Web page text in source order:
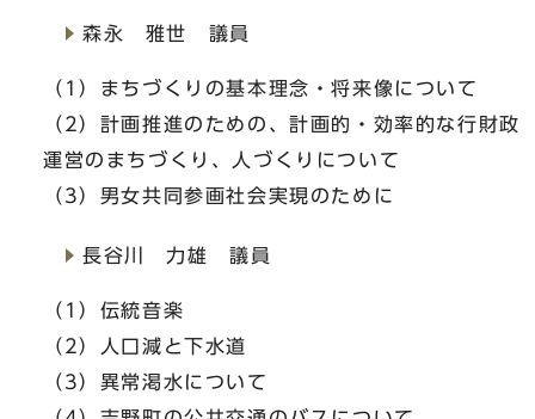
森永 雅世 議員
（1）まちづくりの基本理念・将来像について
（2）計画推進のための、計画的・効率的な行財政
運営のまちづくり、人づくりについて
（3）男女共同参画社会実現のために
長谷川 力雄 議員
（1）伝統音楽
（2）人口減と下水道
（3）異常渇水について